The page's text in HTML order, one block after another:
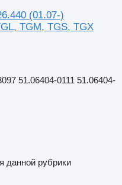
(01.07-)
TGM, TGS, TGX
51.06404-0111 51.06404-
данной рубрики